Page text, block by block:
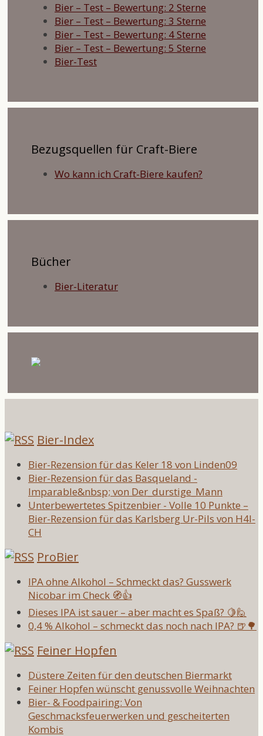
Bier – Test – Bewertung: 2 Sterne
Bier – Test – Bewertung: 3 Sterne
Bier – Test – Bewertung: 4 Sterne
Bier – Test – Bewertung: 5 Sterne
Bier-Test
Bezugsquellen für Craft-Biere
Wo kann ich Craft-Biere kaufen?
Bücher
Bier-Literatur
Bier-Index
Bier-Rezension für das Keler 18 von Linden09
Bier-Rezension für das Basqueland -
Imparable&nbsp; von Der_durstige_Mann
Unterbewertetes Spitzenbier - Volle 10 Punkte –
Bier-Rezension für das Karlsberg Ur-Pils von H4l-
CH
ProBier
IPA ohne Alkohol – Schmeckt das? Gusswerk
Nicobar im Check 🧭👍
Dieses IPA ist sauer – aber macht es Spaß? 🍋🙋
0,4 % Alkohol – schmeckt das noch nach IPA? 🍺🌳
Feiner Hopfen
Düstere Zeiten für den deutschen Biermarkt
Feiner Hopfen wünscht genussvolle Weihnachten
Bier- & Foodpairing: Von
Geschmacksfeuerwerken und gescheiterten
Kombis